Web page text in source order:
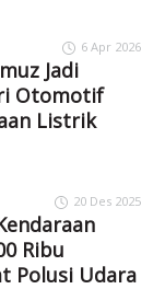
6 Apr 2026
Jadi
Otomotif
Listrik
20 Des 2025
Ribu
Polusi Udara